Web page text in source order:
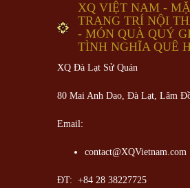
XQ VIỆT NAM -
TRANG TRÍ NỘI
- MÓN QUÀ QUÝ
TÌNH NGHĨA QUÊ
XQ Đà Lạt Sử Quán
80 Mai Anh Dao, Đà Lạt, Lâm
Email:
contact@XQVietnam.com
ĐT: +84 28 38227725